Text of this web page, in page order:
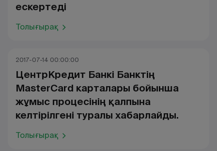
ескертеді
Толығырақ
2017-07-14 00:00:00
ЦентрКредит Банкі Банктің
MasterCard карталары бойынша
жұмыс процесінің қалпына
келтірілгені туралы хабарлайды.
Толығырақ